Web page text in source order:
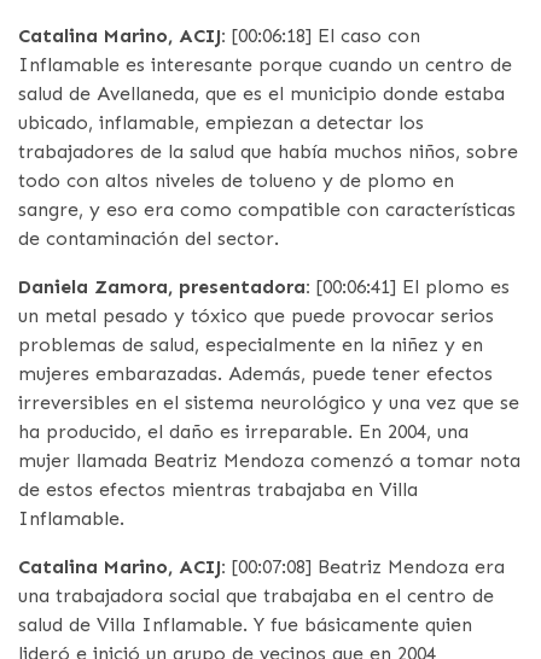
Catalina Marino, ACIJ: [00:06:18] El caso con
Inflamable es interesante porque cuando un centro de
salud de Avellaneda, que es el municipio donde estaba
ubicado, inflamable, empiezan a detectar los
trabajadores de la salud que había muchos niños, sobre
todo con altos niveles de tolueno y de plomo en
sangre, y eso era como compatible con características
de contaminación del sector.
Daniela Zamora, presentadora: [00:06:41] El plomo es
un metal pesado y tóxico que puede provocar serios
problemas de salud, especialmente en la niñez y en
mujeres embarazadas. Además, puede tener efectos
irreversibles en el sistema neurológico y una vez que se
ha producido, el daño es irreparable. En 2004, una
mujer llamada Beatriz Mendoza comenzó a tomar nota
de estos efectos mientras trabajaba en Villa
Inflamable.
Catalina Marino, ACIJ: [00:07:08] Beatriz Mendoza era
una trabajadora social que trabajaba en el centro de
salud de Villa Inflamable. Y fue básicamente quien
lideró e inició un grupo de vecinos que en 2004